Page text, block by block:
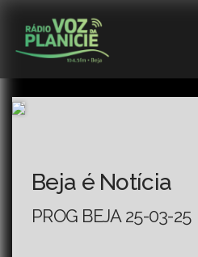
Beja é Notícia
PROG BEJA 25-03-25